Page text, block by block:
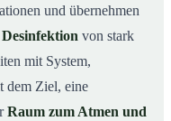
und übernehmen
von stark
mit System,
dem Ziel, eine
Raum zum Atmen und